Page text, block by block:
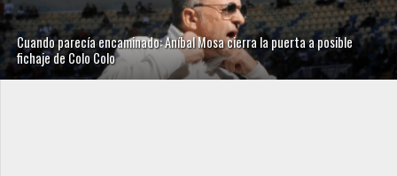
Cuando parecía encaminado: Aníbal Mosa cierra la puerta a posible
fichaje de Colo Colo